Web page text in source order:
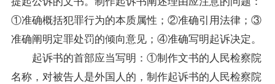
①准确概括犯罪行为的本质属性；②准确引用法律；③
准确阐明定罪处罚的倾向意见；④准确写明起诉决定。
起诉书的首部应当写明：①制作文书的人民检察院
名称，对被告人是外国人的，制作起诉书的人民检察院